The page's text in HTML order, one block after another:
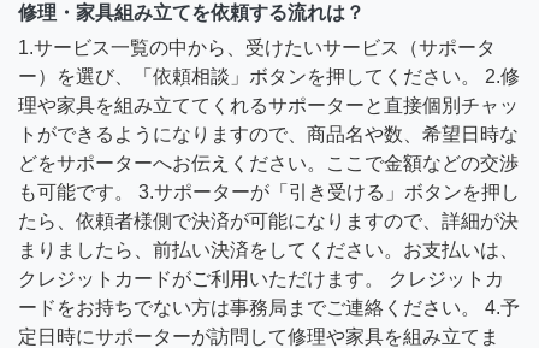
修理・家具組み立てを依頼する流れは？
1.サービス一覧の中から、受けたいサービス（サポータ
ー）を選び、「依頼相談」ボタンを押してください。 2.修
理や家具を組み立ててくれるサポーターと直接個別チャッ
トができるようになりますので、商品名や数、希望日時な
どをサポーターへお伝えください。ここで金額などの交渉
も可能です。 3.サポーターが「引き受ける」ボタンを押し
たら、依頼者様側で決済が可能になりますので、詳細が決
まりましたら、前払い決済をしてください。お支払いは、
クレジットカードがご利用いただけます。 クレジットカ
ードをお持ちでない方は事務局までご連絡ください。 4.予
定日時にサポーターが訪問して修理や家具を組み立てま